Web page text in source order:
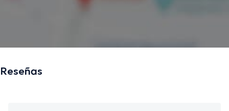
Reseñas